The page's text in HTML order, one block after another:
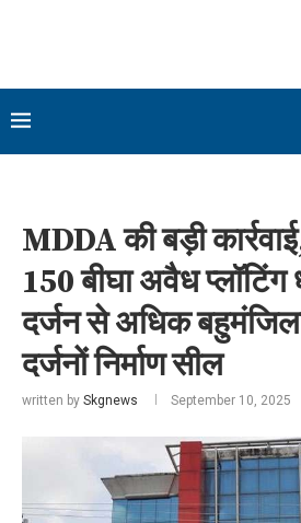
MDDA की बड़ी
150 बीघा अवैध
दर्जन से अधिक
दर्जनों निर्माण सील
written by Skgnews September 10, 2025